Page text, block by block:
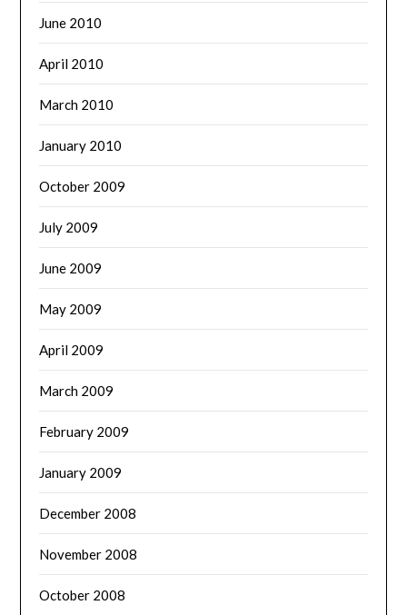
June 2010
April 2010
March 2010
January 2010
October 2009
July 2009
June 2009
May 2009
April 2009
March 2009
February 2009
January 2009
December 2008
November 2008
October 2008